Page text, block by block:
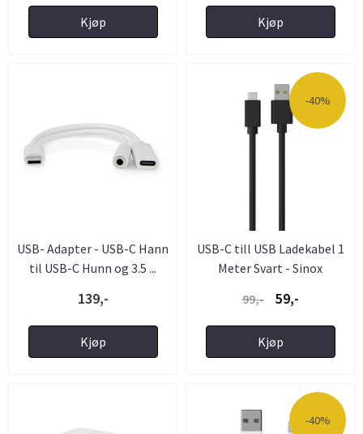
Kjøp Kjøp
USB- Adapter - USB-C Hann
til USB-C Hunn og 3.5 ...
139,-
Kjøp
-40%
USB-C till USB Ladekabel 1
Meter Svart - Sinox
99,-
59,-
Kjøp
-40%